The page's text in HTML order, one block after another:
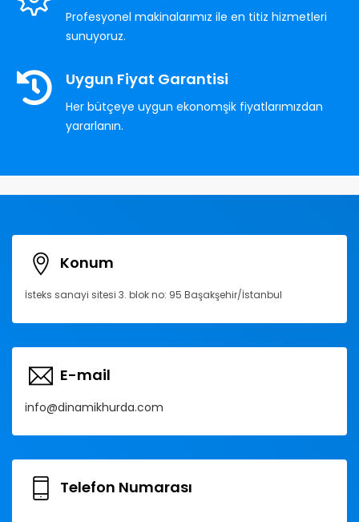
Profesyonel makinalarımız ile en titiz hizmetleri
sunuyoruz.
Uygun Fiyat Garantisi
Her bütçeye uygun ekonomşik fiyatlarımızdan
yararlanın.
Konum
İsteks sanayi sitesi 3. blok no: 95 Başakşehir/İstanbul
E-mail
info@dinamikhurda.com
Telefon Numarası